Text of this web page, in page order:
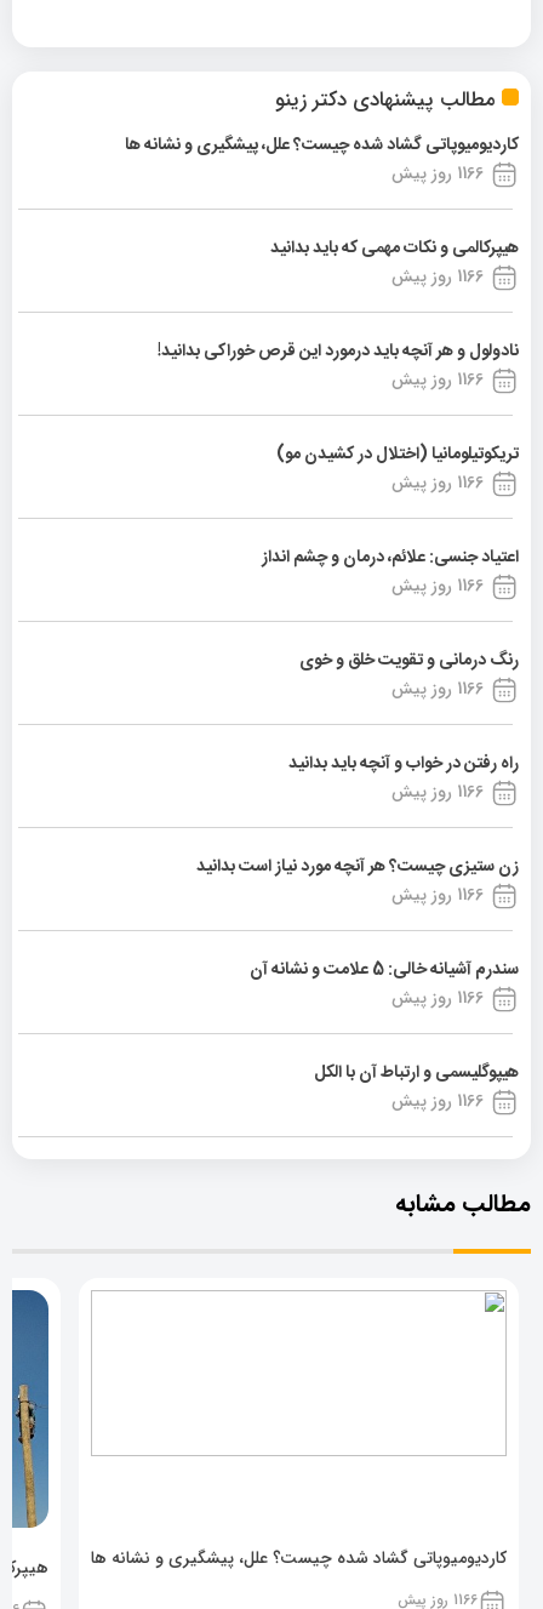
مطالب پیشنهادی دکتر زینو
کاردیومیوپاتی گشاد شده چیست؟ علل، پیشگیری و نشانه ها
1166 روز پیش
هیپرکالمی و نکات مهمی که باید بدانید
1166 روز پیش
نادولول و هر آنچه باید درمورد این قرص خوراکی بدانید!
1166 روز پیش
تریکوتیلومانیا (اختلال در کشیدن مو)
1166 روز پیش
اعتیاد جنسی: علائم، درمان و چشم انداز
1166 روز پیش
رنگ درمانی و تقویت خلق و خوی
1166 روز پیش
راه رفتن در خواب و آنچه باید بدانید
1166 روز پیش
زن ستیزی چیست؟ هر آنچه مورد نیاز است بدانید
1166 روز پیش
سندرم آشیانه خالی: 5 علامت و نشانه آن
1166 روز پیش
هیپوگلیسمی و ارتباط آن با الکل
1166 روز پیش
مطالب مشابه
کاردیومیوپاتی گشاد شده چیست؟ علل، پیشگیری و نشانه ها
1166 روز پیش